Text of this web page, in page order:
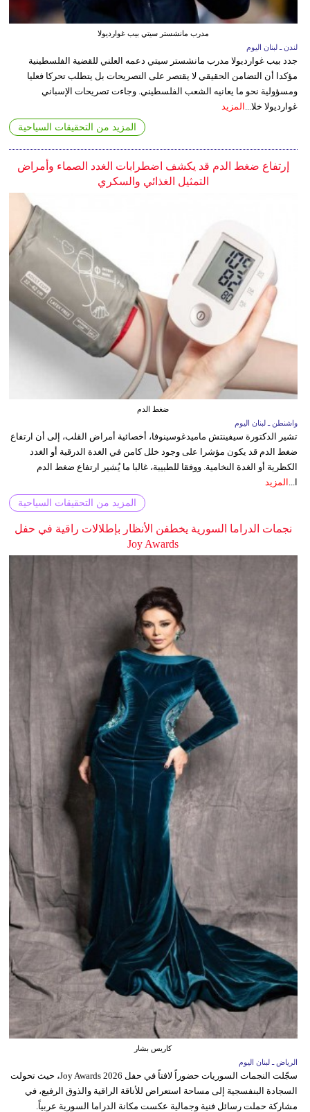
مدرب مانشستر سيتي بيب غوارديولا
لندن ـ لبنان اليوم
جدد بيب غوارديولا مدرب مانشستر سيتي دعمه العلني للقضية الفلسطينية
مؤكدا أن التضامن الحقيقي لا يقتصر على التصريحات بل يتطلب تحركا فعليا
ومسؤولية نحو ما يعانيه الشعب الفلسطيني. وجاءت تصريحات الإسباني
غوارديولا خلا... المزيد
المزيد من التحقيقات السياحية
إرتفاع ضغط الدم قد يكشف اضطرابات الغدد الصماء وأمراض
التمثيل الغذائي والسكري
ضغط الدم
واشنطن ـ لبنان اليوم
تشير الدكتورة سيفينتش ماميدغوسينوفا، أخصائية أمراض القلب، إلى أن ارتفاع
ضغط الدم قد يكون مؤشرا على وجود خلل كامن في الغدة الدرقية أو الغدد
الكظرية أو الغدة النخامية. ووفقا للطبيبة، غالبا ما يُشير ارتفاع ضغط الدم
ا...
المزيد
المزيد من التحقيقات السياحية
نجمات الدراما السورية يخطفن الأنظار بإطلالات راقية في حفل
Joy Awards
كاريس بشار
الرياض ـ لبنان اليوم
سجّلت النجمات السوريات حضوراً لافتاً في حفل Joy Awards 2026، حيث تحولت
السجادة البنفسجية إلى مساحة استعراض للأناقة الراقية والذوق الرفيع، في
مشاركة حملت رسائل فنية وجمالية عكست مكانة الدراما السورية عربياً.